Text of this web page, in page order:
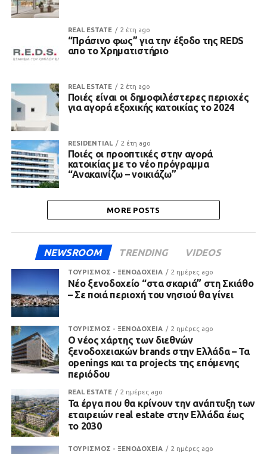
REAL ESTATE 2 έτη ago
“Πράσινο φως” για την έξοδο της REDS
απο το Χρηματιστήριο
REAL ESTATE 2 έτη ago
Ποιές είναι οι δημοφιλέστερες περιοχές
για αγορά εξοχικής κατοικίας το 2024
RESIDENTIAL 2 έτη ago
Ποιές οι προοπτικές στην αγορά
κατοικίας με το νέο πρόγραμμα
“Ανακαινίζω – νοικιάζω”
MORE POSTS
NEWSROOM TRENDING VIDEOS
ΤΟΥΡΙΣΜΟΣ - ΞΕΝΟΔΟΧΕΙΑ 2 ημέρες ago
Νέο ξενοδοχείο “στα σκαριά” στη Σκιάθο
– Σε ποιά περιοχή του νησιού θα γίνει
ΤΟΥΡΙΣΜΟΣ - ΞΕΝΟΔΟΧΕΙΑ 2 ημέρες ago
Ο νέος χάρτης των διεθνών
ξενοδοχειακών brands στην Ελλάδα – Τα
openings και τα projects της επόμενης
περιόδου
REAL ESTATE 2 ημέρες ago
Τα έργα που θα κρίνουν την ανάπτυξη των
εταιρειών real estate στην Ελλάδα έως
το 2030
ΤΟΥΡΙΣΜΟΣ - ΞΕΝΟΔΟΧΕΙΑ 2 ημέρες ago